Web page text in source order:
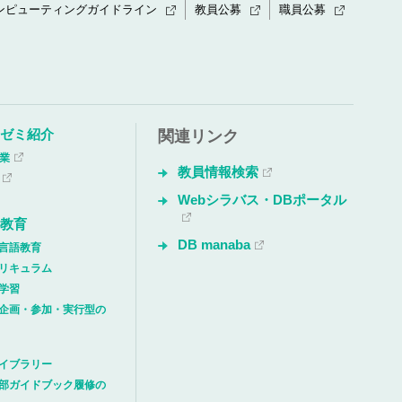
ピューティングガイドライン 教員公募 職員公募
ミ紹介
育
語教育
キュラム
習
画・参加・実行型の
ブラリー
ガイドブック履修の
関連リンク
教員情報検索
Webシラバス・DBポータル
DB manaba